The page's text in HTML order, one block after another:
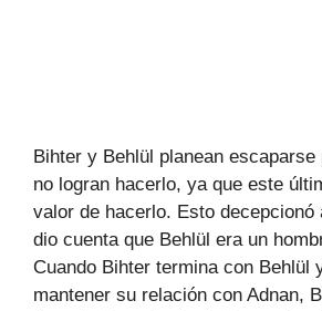
Bihter y Behlül planean
no logran hacerlo, ya que este
valor de hacerlo. Esto decepcionó
dio cuenta que Behlül era un
Cuando Bihter termina con Behlül
mantener su relación con Adnan,